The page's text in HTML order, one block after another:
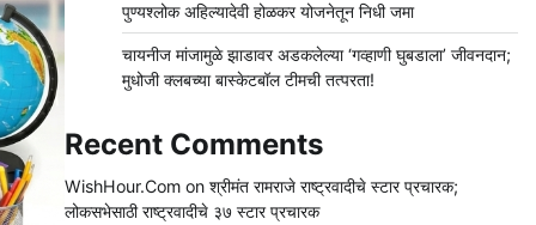
पुण्यश्लोक अहिल्यादेवी होळकर योजनेतून निधी जमा
चायनीज मांजामुळे झाडावर अडकलेल्या ‘गव्हाणी घुबडाला’ जीवनदान;
मुधोजी क्लबच्या बास्केटबॉल टीमची तत्परता!
Recent Comments
WishHour.Comon श्रीमंत रामराजे राष्ट्रवादीचे स्टार प्रचारक;
लोकसभेसाठी राष्ट्रवादीचे ३७ स्टार प्रचारक